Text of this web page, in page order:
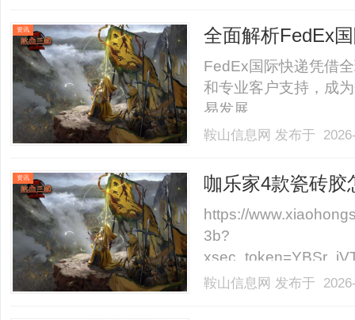
资讯 全面解析FedEx
FedEx国际快递凭借
和专业客户支持，成
易发展。......
鞍山信息网 发布于
资讯 咖乐家4款瓷砖胶
https://
3b?
鞍山信息网 发布于